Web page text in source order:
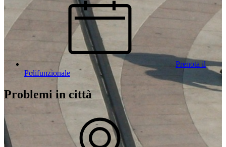
Prenota il
Polifunzionale
Problemi in città